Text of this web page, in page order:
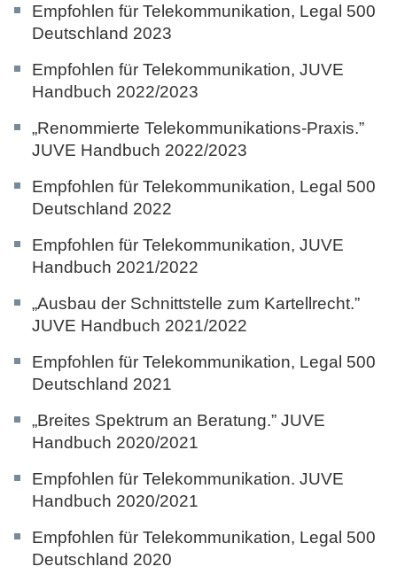
Empfohlen für Telekommunikation, Legal 500
Deutschland 2023
Empfohlen für Telekommunikation, JUVE
Handbuch 2022/2023
„Renommierte Telekommunikations-Praxis.”
JUVE Handbuch 2022/2023
Empfohlen für Telekommunikation, Legal 500
Deutschland 2022
Empfohlen für Telekommunikation, JUVE
Handbuch 2021/2022
„Ausbau der Schnittstelle zum Kartellrecht.”
JUVE Handbuch 2021/2022
Empfohlen für Telekommunikation, Legal 500
Deutschland 2021
„Breites Spektrum an Beratung.” JUVE
Handbuch 2020/2021
Empfohlen für Telekommunikation. JUVE
Handbuch 2020/2021
Empfohlen für Telekommunikation, Legal 500
Deutschland 2020